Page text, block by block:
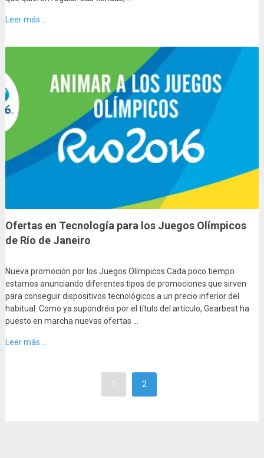
Leer más...
Ofertas en Tecnología para los Juegos Olímpicos
de Río de Janeiro
Nueva promoción por los Juegos Olímpicos Cada poco tiempo
estamos anunciando diferentes tipos de promociones que sirven
para conseguir dispositivos tecnológicos a un precio inferior del
habitual. Como ya supondréis por el título del artículo, Gearbest ha
puesto en marcha nuevas ofertas …
Leer más...
1 2